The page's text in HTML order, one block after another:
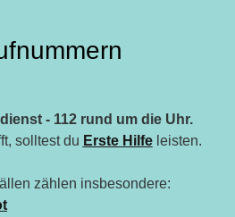
- 112 rund um die Uhr.
solltest du Erste Hilfeleisten.
zählen insbesondere: